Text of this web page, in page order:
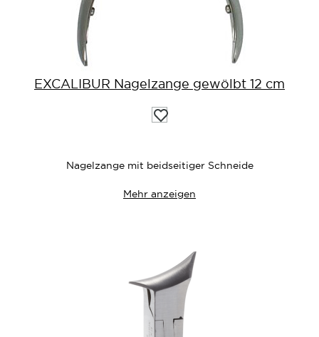
EXCALIBUR Nagelzange gewölbt 12 cm
Auf
die
Nagelzange mit beidseitiger Schneide
Mehr anzeigen